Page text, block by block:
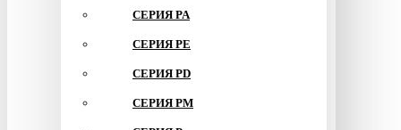
СЕРИЯ PA
СЕРИЯ PE
СЕРИЯ PD
СЕРИЯ PM